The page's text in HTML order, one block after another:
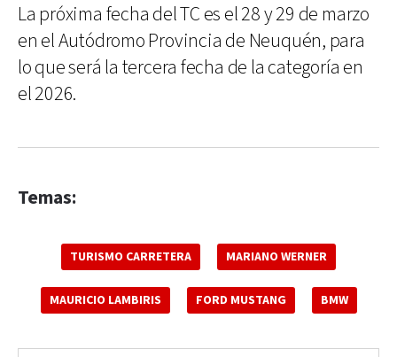
La próxima fecha del TC es el 28 y 29 de marzo
en el Autódromo Provincia de Neuquén, para
lo que será la tercera fecha de la categoría en
el 2026.
Temas:
TURISMO CARRETERA MARIANO WERNER
MAURICIO LAMBIRIS FORD MUSTANG BMW